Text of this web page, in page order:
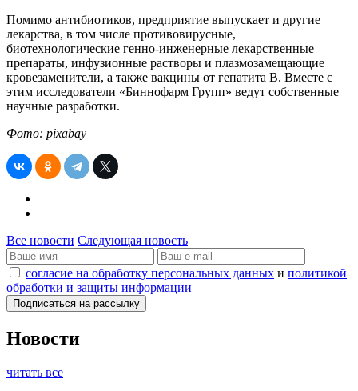
Помимо антибиотиков, предприятие выпускает и другие
лекарства, в том числе противовирусные,
биотехнологические генно-инженерные лекарственные
препараты, инфузионные растворы и плазмозамещающие
кровезаменители, а также вакцины от гепатита В. Вместе с
этим исследователи «Биннофарм Групп» ведут собственные
научные разработки.
Фото: pixabay
Все новости Следующая новость
согласие на обработку персональных данных и политикой
обработки и защиты информации
Новости
читать все